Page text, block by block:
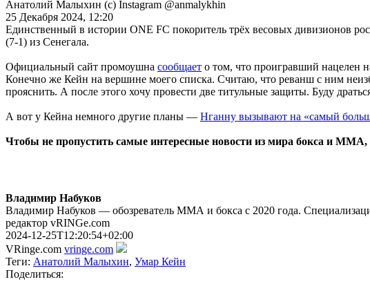
Анатолий Малыхин (с) Instagram @anmalykhin
25 Декабря 2024, 12:20
Единственный в истории ONE FC покоритель трёх весовых дивизионов
(7-1) из Сенегала.
Официальный сайт промоушна сообщает о том, что проигравший нацелен
Конечно же Кейн на вершине моего списка. Считаю, что реванш с ним
прояснить. А после этого хочу провести две титульные защиты. Буду
А вот у Кейна немного другие планы — Нганну вызывают на «самый
Чтобы не пропустить самые интересные новости из мира бокса и ММА,
Владимир Набуков
Владимир Набуков — обозреватель ММА и бокса с 2020 года.
редактор vRINGe.com
2024-12-25T12:20:54+02:00
VRinge.com vringe.com
Теги: Анатолий Малыхин, Умар Кейн
Поделиться: